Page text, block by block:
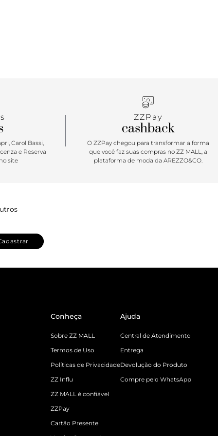
Carol Bassi,
e Reserva
site
ZZPay
cashback
O ZZPay chegou para transformar a forma
que você faz suas compras no ZZ MALL, a
plataforma de moda da AREZZO&CO.
Conheça
Sobre ZZ MALL
Termos de Uso
Políticas de Privacidade
ZZ Influ
ZZ MALL é confiável
ZZPay
Cartão Presente
Ajuda
Central de Atendimento
Entrega
Devolução do Produto
Compre pelo WhatsApp